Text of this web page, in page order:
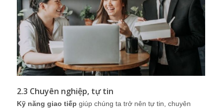
2.3 Chuyên nghiệp, tự tin
Kỹ năng giao tiếp giúp chúng ta trở nên tự tin, chuyên